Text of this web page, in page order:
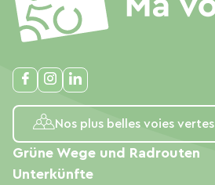
Nos plus belles voies vertes
Grüne Wege und Radrouten
Unterkünfte